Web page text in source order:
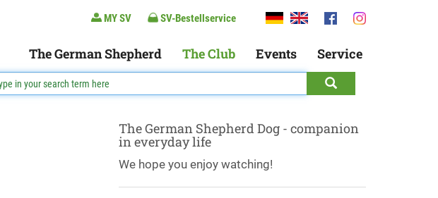
MY SV SV-Bestellservice
The German Shepherd The Club Events Service
The German Shepherd Dog - companion
in everyday life
We hope you enjoy watching!